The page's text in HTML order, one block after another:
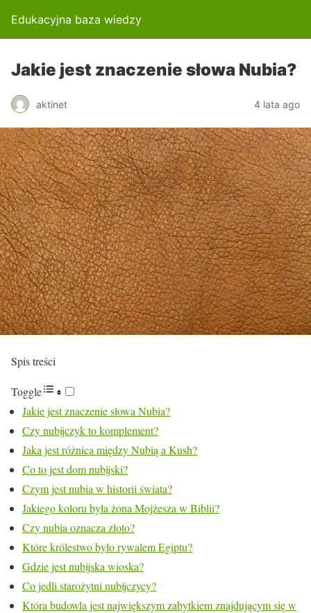
Edukacyjna baza wiedzy
Jakie jest znaczenie słowa Nubia?
aktinet 4 lata ago
Spis treści
Toggle
Jakie jest znaczenie słowa Nubia?
Czy nubijczyk to komplement?
Jaka jest różnica między Nubią a Kush?
Co to jest dom nubijski?
Czym jest nubia w historii świata?
Jakiego koloru była żona Mojżesza w Biblii?
Czy nubia oznacza złoto?
Które królestwo było rywalem Egiptu?
Gdzie jest nubijska wioska?
Co jedli starożytni nubijczycy?
Która budowla jest największym zabytkiem znajdującym się w